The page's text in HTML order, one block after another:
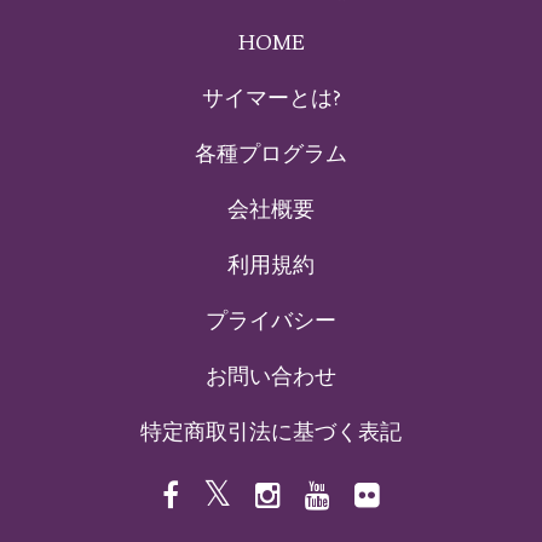
HOME
サイマーとは?
各種プログラム
会社概要
利用規約
プライバシー
お問い合わせ
特定商取引法に基づく表記